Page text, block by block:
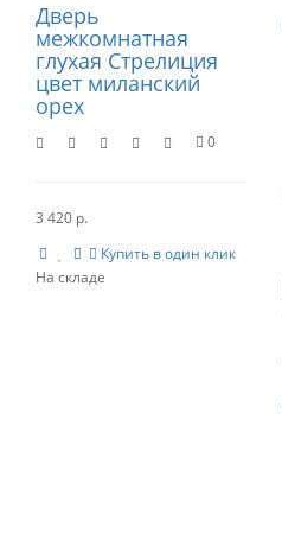
Дверь
межкомнатная
глухая Стрелиция
цвет миланский
орех
0
3 420 р.
Купить в один клик